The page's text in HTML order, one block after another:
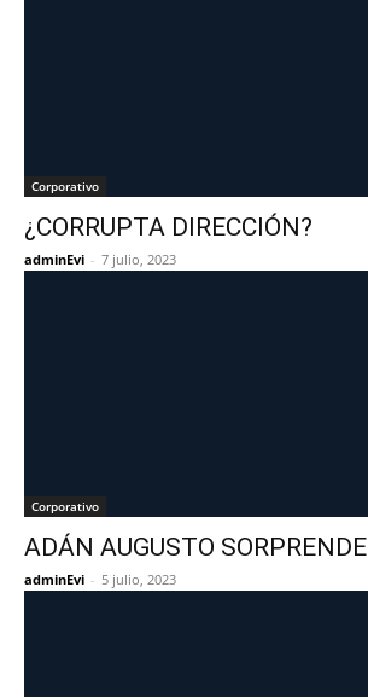
Corporativo
¿CORRUPTA DIRECCIÓN?
adminEvi - 7 julio, 2023
Corporativo
ADÁN AUGUSTO SORPRENDE
adminEvi - 5 julio, 2023